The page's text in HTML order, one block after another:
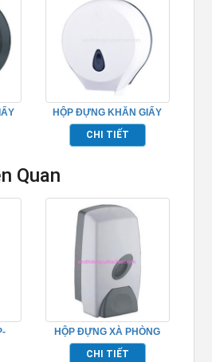
HỘP ĐỰNG KHĂN GIẤY
TP695155
CHI TIẾT
Quan
HỘP ĐỰNG XÀ PHÒNG
TP526080
CHI TIẾT